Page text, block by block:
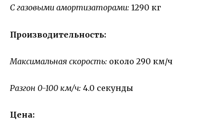
С газовыми амортизаторами: 1290 кг
Производительность:
Максимальная скорость: около 290 км/ч
Разгон 0-100 км/ч: 4.0 секунды
Цена: